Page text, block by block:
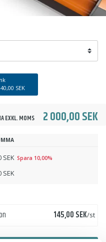
40,00 SEK
EXKL. MOMS 2 000,00 SEK
SEK Spara 10,00%
SEK
Pris
145,00 SEK/st